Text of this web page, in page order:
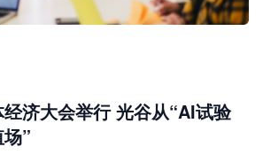
济大会举行 光谷从“AI试验
”